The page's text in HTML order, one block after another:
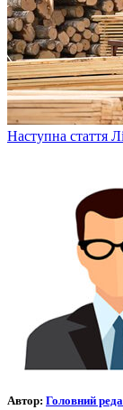
Наступна стаття
Автор: Головний